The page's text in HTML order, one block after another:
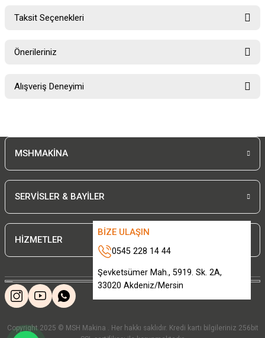
Taksit Seçenekleri
Önerileriniz
yetersiz gördüğünüz noktaları öneri formunu kullanarak tarafımıza
Ürün fiyatı diğer sitelerden daha pahalı.
Gönder
Alışveriş Deneyimi
Deneyimini Paylaş
MSHMAKİNA
SERVİSLER & BAYİLER
HİZMETLER
BİZE ULAŞIN
0545 228 14 44
Şevketsümer Mah., 5919. Sk. 2A,
33020 Akdeniz/Mersin
Copyright 2025 © MSH Makina . Her hakkı saklıdır. Kredi kartı bilgileriniz 256bit